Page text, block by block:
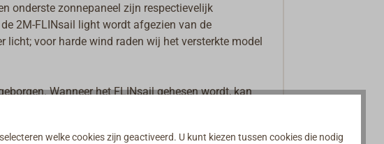
onderste zonnepaneel zijn respectievelijk
2M-FLINsail light wordt afgezien van de
licht; voor harde wind raden wij het versterkte model
Wanneer het FLINsail gehesen wordt, kan
- vergelijkbaar met een grootzeil uit
welke cookies zijn geactiveerd. U kunt kiezen tussen cookies die nodig